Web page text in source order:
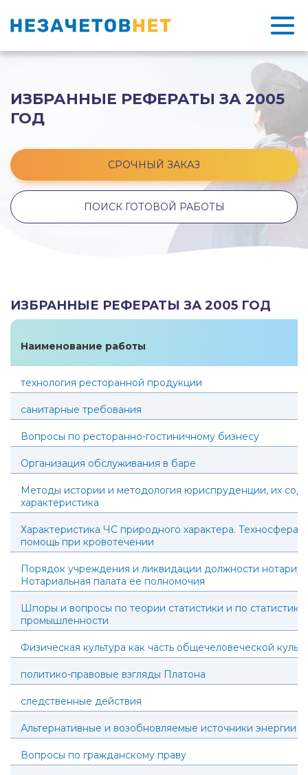
ИЗБРАННЫЕ РЕФЕРАТЫ ЗА 2005
ГОД
СРОЧНЫЙ ЗАКАЗ
ПОИСК ГОТОВОЙ РАБОТЫ
ИЗБРАННЫЕ РЕФЕРАТЫ ЗА 2005 ГОД
Наименование работы
технология ресторанной продукции
санитарные требования
Вопросы по ресторанно-гостиничному бизнесу
Организация обслуживания в баре
Методы истории и методология юриспруденции, их
характеристика
Характеристика ЧС природного характера. Техносфера.
помощь при кровотечении
Порядок учреждения и ликвидации должности
Нотариальная палата ее полномочия
Шпоры и вопросы по теории статистики и по статистике
промышленности
Физическая культура как часть общечеловеческой
политико-правовые взгляды Платона
следственные действия
Альтернативные и возобновляемые источники энергии
Вопросы по гражданскому праву